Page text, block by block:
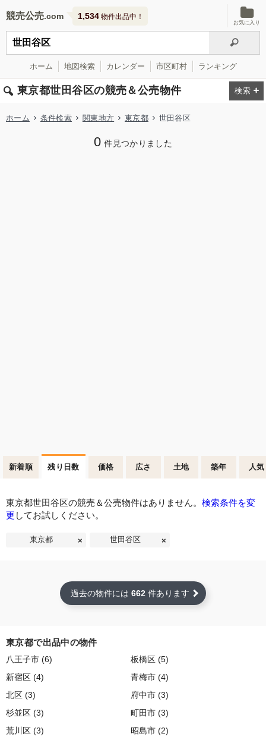
競売公売 1,534 物件出品中！
お気に入り
ホーム 地図検索 カレンダー 市区町村 ランキング
東京都世田谷区の競売＆公売物件
ホーム 条件検索 関東地方 東京都 世田谷区
0 件見つかりました
新着順 残り日数 価格 広さ 土地 築年 人気
東京都世田谷区の競売＆公売物件はありません。 検索条件を変
更 してお試しください。
東京都 世田谷区
過去の物件には 662 件あります
東京都で出品中の物件
八王子市 (6) 板橋区 (5)
新宿区 (4) 青梅市 (4)
北区 (3) 府中市 (3)
杉並区 (3) 町田市 (3)
荒川区 (3) 昭島市 (2)